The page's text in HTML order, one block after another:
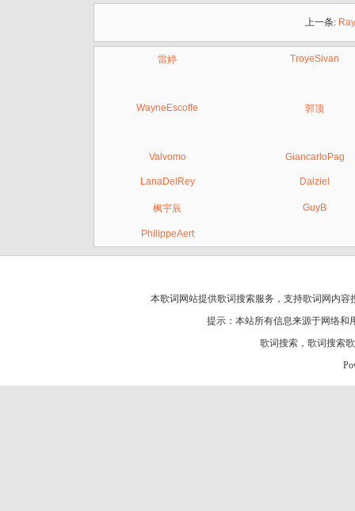
上一条:
雷婷 TroyeSivan
WayneEscoffe 郭顶
Valvomo GiancarloPag
LanaDelRey Dalziel
枫宇辰 GuyB
PhilippeAert
本歌词网站提供歌词搜索服务，支持歌词网 内容
提示：本站所有信息来源于网络
歌词搜索 ， 歌词搜索